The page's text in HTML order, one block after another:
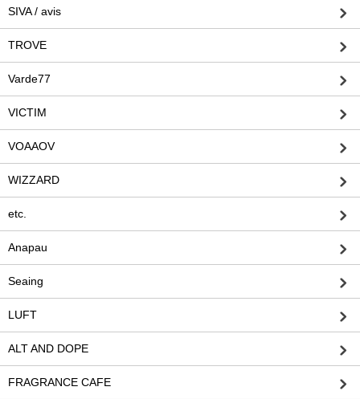
SIVA / avis
TROVE
Varde77
VICTIM
VOAAOV
WIZZARD
etc.
Anapau
Seaing
LUFT
ALT AND DOPE
FRAGRANCE CAFE